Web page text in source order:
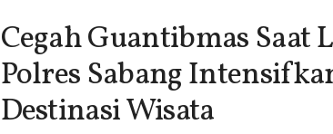
Cegah Guantibmas Saat
Polres Sabang
Destinasi Wisata